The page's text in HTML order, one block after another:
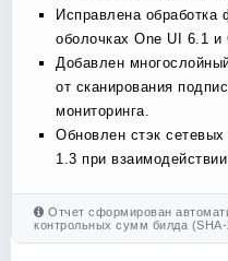
Исправлена обработка
оболочках One UI 6.1 и
Добавлен
от сканирования
мониторинга.
Обновлен стэк
1.3 при
Отчет сформирован
контрольных сумм билда (SHA-